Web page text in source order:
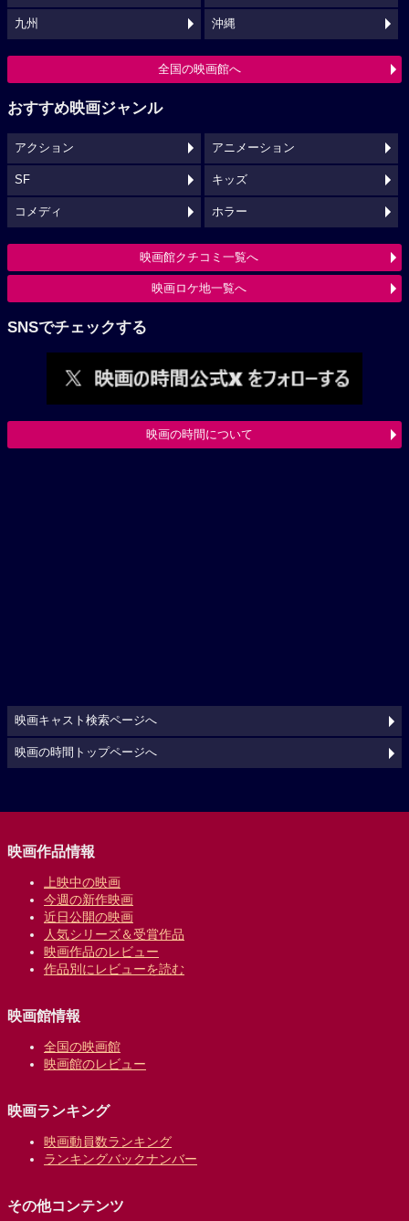
九州 沖縄
全国の映画館へ
おすすめ映画ジャンル
アクション アニメーション
SF キッズ
コメディ ホラー
映画館クチコミ一覧へ
映画ロケ地一覧へ
SNSでチェックする
映画の時間について
映画キャスト検索ページへ
映画の時間トップページへ
映画作品情報
上映中の映画
今週の新作映画
近日公開の映画
人気シリーズ＆受賞作品
映画作品のレビュー
作品別にレビューを読む
映画館情報
全国の映画館
映画館のレビュー
映画ランキング
映画動員数ランキング
ランキングバックナンバー
その他コンテンツ